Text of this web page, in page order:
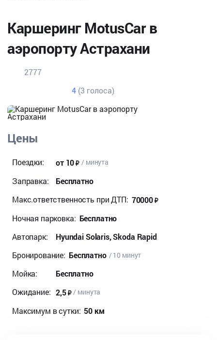
Каршеринг MotusCar в
аэропорту Астрахани
2777
4 (3 голоса)
Цены
Поездки: от 10 / минута
Заправка:
Бесплатно
Макс.ответственность при ДТП: 70000
Ночная парковка: Бесплатно
Автопарк:
Hyundai Solaris, Skoda Rapid
Бронирование: Бесплатно / 10 минут
Мойка:
Бесплатно
Ожидание: 2,5 / минута
Максимум в сутки: 50 км